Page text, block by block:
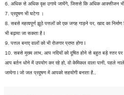
6. अधिक से अधिक वृक्ष उगाये जायेंगे, जिससे कि अधिक आक्सीजन भी
7. प्रदूषण भी घटेगा ।
8. सबसे महत्वपूर्ण झूठे पत्तलों को एक जगह गाड़ने पर, खाद का
भी बढ़ाया जा सकता है l
9. पत्तल बनाए वालों को भी रोजगार प्राप्त होगा l
10. सबसे मुख्य लाभ, आप नदियों को दूषित होने से बहुत बड़े स्तर
आप बर्तन धोने में उपयोग कर रहे हो, वो केमिकल वाला पानी, पहले
जायेगा l जो जल प्रदूषण में आपको सहयोगी बनाता है..